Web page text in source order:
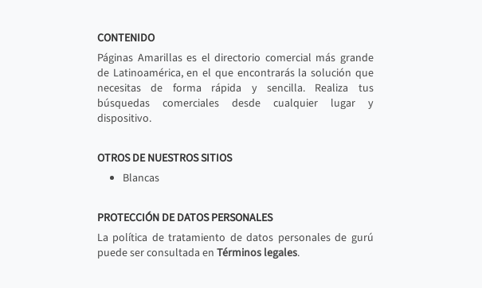
CONTENIDO
Páginas Amarillas es el directorio comercial más grande
de Latinoamérica, en el que encontrarás la solución que
necesitas de forma rápida y sencilla. Realiza tus
búsquedas comerciales desde cualquier lugar y
dispositivo.
OTROS DE NUESTROS SITIOS
Blancas
PROTECCIÓN DE DATOS PERSONALES
La política de tratamiento de datos personales de gurú
puede ser consultada en Términos legales.